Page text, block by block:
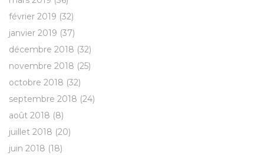
février 2019 (32)
janvier 2019 (37)
décembre 2018 (32)
novembre 2018 (25)
octobre 2018 (32)
septembre 2018 (24)
août 2018 (8)
juillet 2018 (20)
juin 2018 (18)